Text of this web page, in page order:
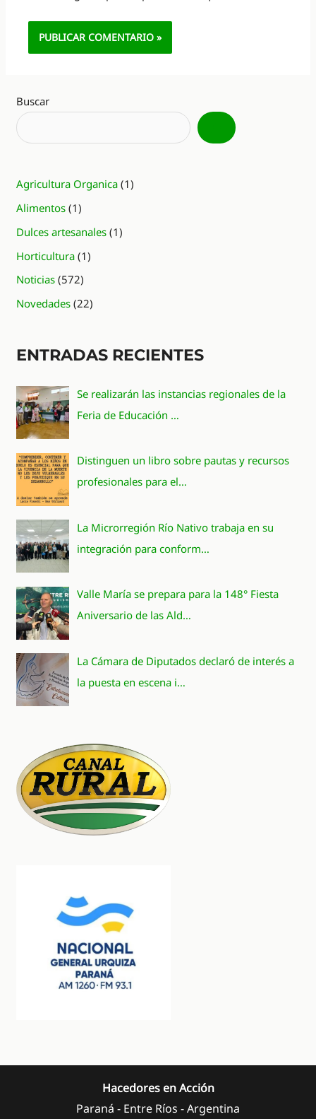
Buscar
Agricultura Organica (1)
Alimentos (1)
Dulces artesanales (1)
Horticultura (1)
Noticias (572)
Novedades (22)
ENTRADAS RECIENTES
Se realizarán las instancias regionales de la
Feria de Educación …
Distinguen un libro sobre pautas y recursos
profesionales para el…
La Microrregión Río Nativo trabaja en su
integración para conform…
Valle María se prepara para la 148° Fiesta
Aniversario de las Ald…
La Cámara de Diputados declaró de interés a
la puesta en escena i…
Hacedores en Acción
Paraná - Entre Ríos - Argentina